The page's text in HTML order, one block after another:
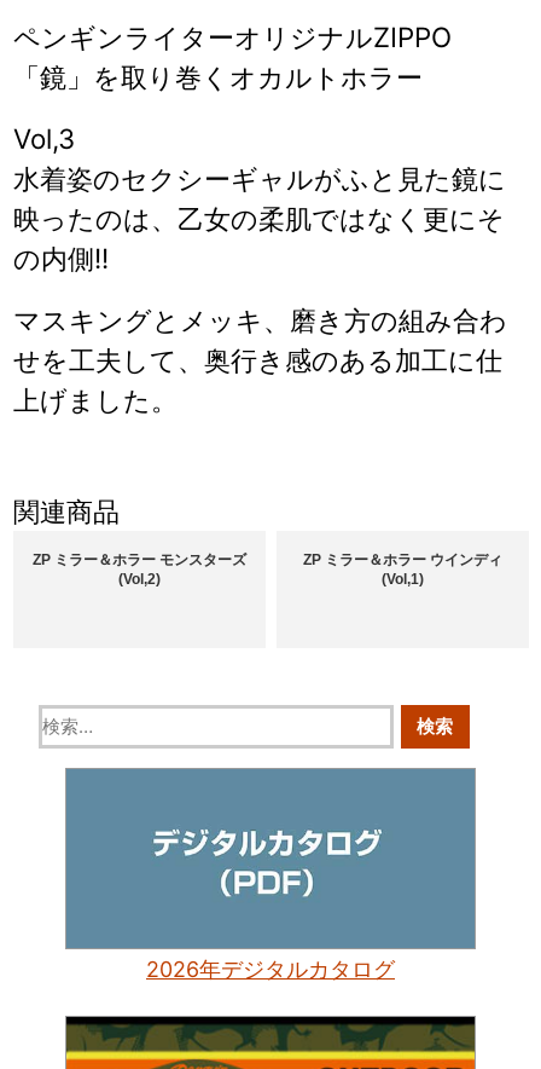
ペンギンライターオリジナルZIPPO
「鏡」を取り巻くオカルトホラー
Vol,3
水着姿のセクシーギャルがふと見た鏡に
映ったのは、乙女の柔肌ではなく更にそ
の内側!!
マスキングとメッキ、磨き方の組み合わ
せを工夫して、奥行き感のある加工に仕
上げました。
関連商品
ZP ミラー＆ホラー モンスターズ
(Vol,2)
ZP ミラー＆ホラー ウインディ
(Vol,1)
2026年デジタルカタログ